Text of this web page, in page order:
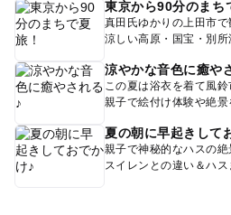
東京から90分のまち
真田氏ゆかりの上田市で
涼しい高原・国宝・別
涼やかな音色に癒や
この夏は浴衣を着て風鈴
親子で絵付け体験や絶景
夏の朝に早起きして
親子で神秘的なハスの絶
スイレンとの違い＆ハス